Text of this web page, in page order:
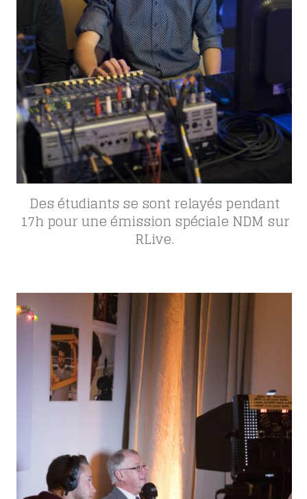
Des étudiants se sont relayés pendant
17h pour une émission spéciale NDM sur
RLive.